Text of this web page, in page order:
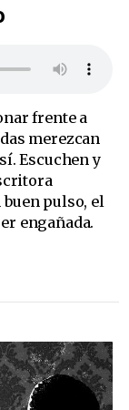
frente a
merezcan
Escuchen y
pulso, el
engañada.